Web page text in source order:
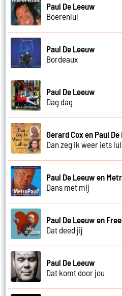
Paul De Leeuw
Boerenlul
Paul De Leeuw
Bordeaux
Paul De Leeuw
Dag dag
Gerard Cox en Paul
Dan zeg ik weer iets
Paul De Leeuw en
Dans met mij
Paul De Leeuw en
Dat deed jij
Paul De Leeuw
Dat komt door jou